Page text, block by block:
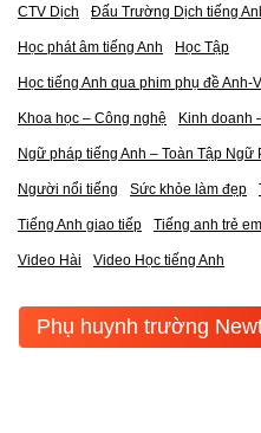
CTV Dịch Đấu Trường Dịch tiếng
Học phát âm tiếng Anh Học Tập
Học tiếng Anh qua phim phụ đề Anh-
Khoa học – Công nghệ Kinh doanh
Ngữ pháp tiếng Anh – Toàn Tập Ngữ
Người nổi tiếng Sức khỏe làm đẹp
Tiếng Anh giao tiếp Tiếng anh trẻ em
Video Hài Video Học tiếng Anh
Phụ huynh trường